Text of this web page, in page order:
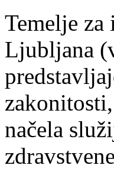
Temelje
Ljubljana
načela